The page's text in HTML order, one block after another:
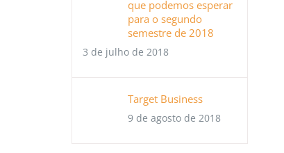
que podemos esperar
para o segundo
semestre de 2018
3 de julho de 2018
Target Business
9 de agosto de 2018